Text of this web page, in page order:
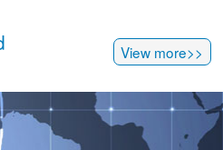
View more>>